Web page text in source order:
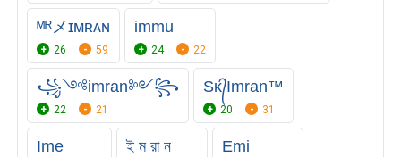
ᴹᴿメ️ɪᴍʀᴀɴ
26 59
immu
24 22
꧁༺imran༻꧂
22 21
Sᴋ᭄Imran™
20 31
Ime ই ম রা ন Emi